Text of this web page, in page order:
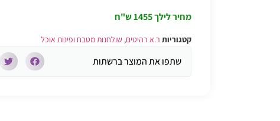
מחיר לילך
קטגוריות ר.א רהיטים, שולחנות מטבח ופינות אוכל
שתפו את המוצר ברשתות